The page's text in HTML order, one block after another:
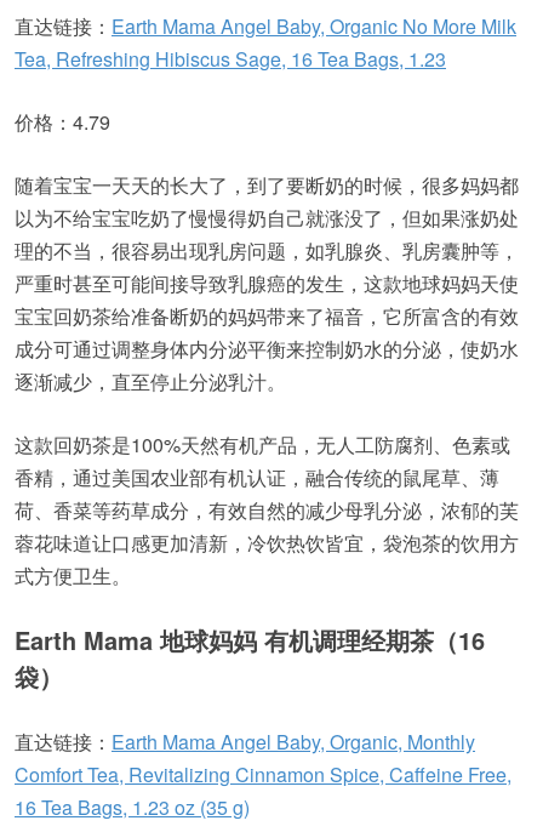
直达链接： Earth Mama Angel Baby, Organic No More Milk
Tea, Refreshing Hibiscus Sage, 16 Tea Bags, 1.23
价格：4.79
随着宝宝一天天的长大了，到了要断奶的时候，很多妈妈都
以为不给宝宝吃奶了慢慢得奶自己就涨没了，但如果涨奶处
理的不当，很容易出现乳房问题，如乳腺炎、乳房囊肿等，
严重时甚至可能间接导致乳腺癌的发生，这款地球妈妈天使
宝宝回奶茶给准备断奶的妈妈带来了福音，它所富含的有效
成分可通过调整身体内分泌平衡来控制奶水的分泌，使奶水
逐渐减少，直至停止分泌乳汁。
这款回奶茶是100%天然有机产品，无人工防腐剂、色素或
香精，通过美国农业部有机认证，融合传统的鼠尾草、薄
荷、香菜等药草成分，有效自然的减少母乳分泌，浓郁的芙
蓉花味道让口感更加清新，冷饮热饮皆宜，袋泡茶的饮用方
式方便卫生。
Earth Mama 地球妈妈 有机调理经期茶（16
袋）
直达链接： Earth Mama Angel Baby, Organic, Monthly
Comfort Tea, Revitalizing Cinnamon Spice, Caffeine Free,
16 Tea Bags, 1.23 oz (35 g)